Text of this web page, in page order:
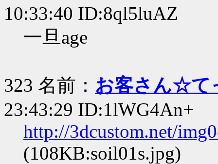
10:33:40 ID:8ql5luAZ
一旦age
323 名前： お客さん☆て
23:43:29 ID:1lWG4An+
http://3dcustom.net/
(108KB:soil01s.jpg)